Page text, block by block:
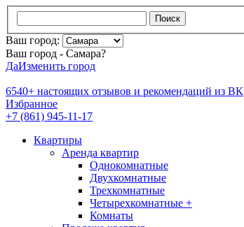
Поиск
Ваш город:
Ваш город - Самара?
ДаИзменить город
6540+ настоящих отзывов и рекомендаций из ВК
Избранное
+7 (861) 945-11-17
Квартиры
Аренда квартир
Однокомнатные
Двухкомнатные
Трехкомнатные
Четырехкомнатные +
Комнаты